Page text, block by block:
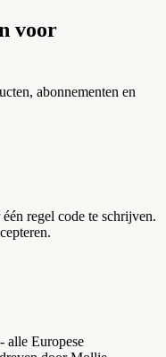
voor
abonnementen en
regel code te schrijven.
alle Europese